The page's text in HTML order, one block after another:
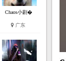
Chaos小剧�
广东